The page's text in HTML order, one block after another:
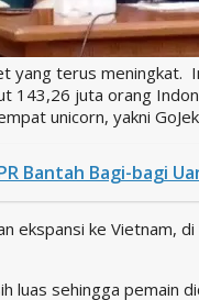
yang terus meningkat.
143,26 juta orang
unicorn, yakni
Bantah Bagi-bagi
ekspansi ke Vietnam,
luas sehingga pemain